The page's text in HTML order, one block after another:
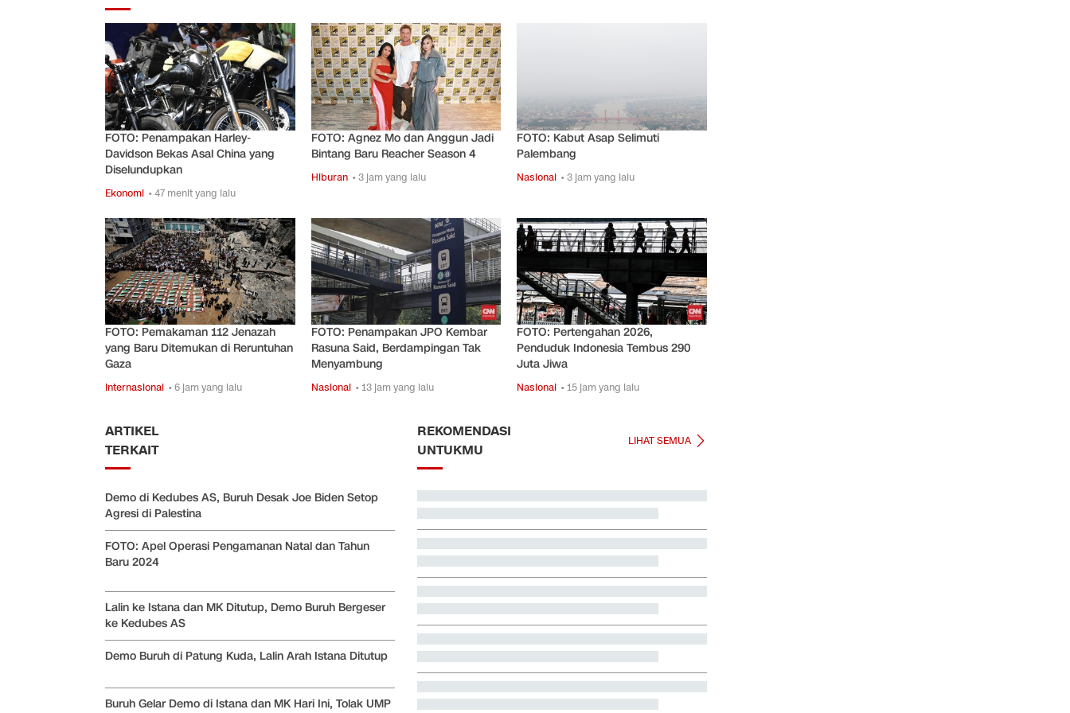
FOTO: Penampakan Harley-
Davidson Bekas Asal China yang
Diselundupkan
Ekonomi • 47 menit yang lalu
FOTO: Agnez Mo dan Anggun Jadi
Bintang Baru Reacher Season 4
Hiburan • 3 jam yang lalu
FOTO: Kabut Asap Selimuti
Palembang
Nasional • 3 jam yang lalu
FOTO: Pemakaman 112 Jenazah
yang Baru Ditemukan di Reruntuhan
Gaza
Internasional • 6 jam yang lalu
FOTO: Penampakan JPO Kembar
Rasuna Said, Berdampingan Tak
Menyambung
Nasional • 13 jam yang lalu
FOTO: Pertengahan 2026,
Penduduk Indonesia Tembus 290
Juta Jiwa
Nasional • 15 jam yang lalu
ARTIKEL
TERKAIT
Demo di Kedubes AS, Buruh Desak Joe Biden Setop
Agresi di Palestina
FOTO: Apel Operasi Pengamanan Natal dan Tahun
Baru 2024
Lalin ke Istana dan MK Ditutup, Demo Buruh Bergeser
ke Kedubes AS
Demo Buruh di Patung Kuda, Lalin Arah Istana Ditutup
Buruh Gelar Demo di Istana dan MK Hari Ini, Tolak UMP
REKOMENDASI
UNTUKMU
LIHAT SEMUA